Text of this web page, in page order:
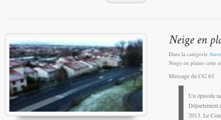
Dans la catégorie
Neige en plaine cette
Message du CG 63
Un épisode
Département
2013. Le